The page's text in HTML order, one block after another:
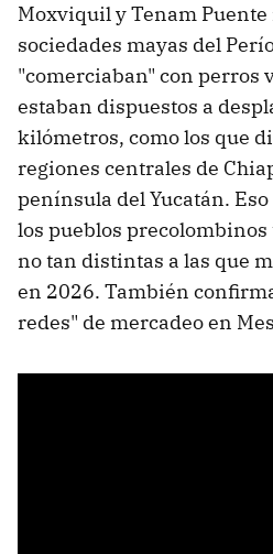
Moxviquil y Tenam
sociedades mayas del
"comerciaban" con perros
estaban dispuestos a
kilómetros, como los que
regiones centrales de
península del Yucatán.
los pueblos
no tan distintas a las que
en 2026. También
redes" de mercadeo en